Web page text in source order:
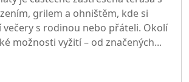
grilem a ohništěm, kde si
s rodinou nebo přáteli. Okolí
možnosti vyžití – od značených...